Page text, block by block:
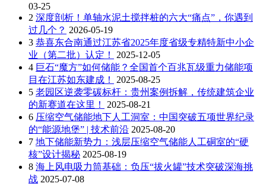
03-25
2 深度剖析！单轴水泥土搅拌桩的六大“痛点”，你遇到
过几个？ 2026-05-19
3 恭喜东合南通过江苏省2025年度省级专精特新中小企
业（第二批）认定！
2025-12-05
4 巨石“魔方”如何储能？全国首个百兆瓦级重力储能项
目在江苏如东建成！
2025-08-25
5 老园区逆袭零碳标杆：贵州案例拆解，传统建筑企业
的新赛道在这里！
2025-08-21
6 压缩空气储能地下人工洞室：中国突破五项世界纪录
的“能源地堡” | 技术前沿 2025-08-20
7 地下储能新势力：浅层压缩空气储能人工硐室的“硬
核”设计揭秘 2025-08-19
8 海上风电吸力筒基础：负压“拔火罐”技术突破深海挑
战 2025-07-08